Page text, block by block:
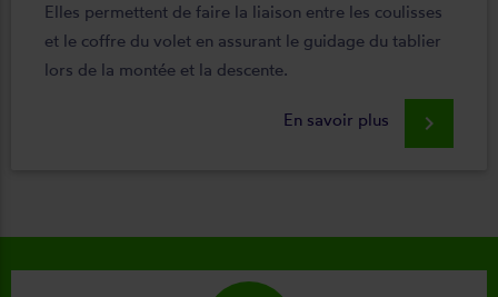
Elles permettent de faire la liaison entre les coulisses
et le coffre du volet en assurant le guidage du tablier
lors de la montée et la descente.
En savoir plus keyboard_arrow_right